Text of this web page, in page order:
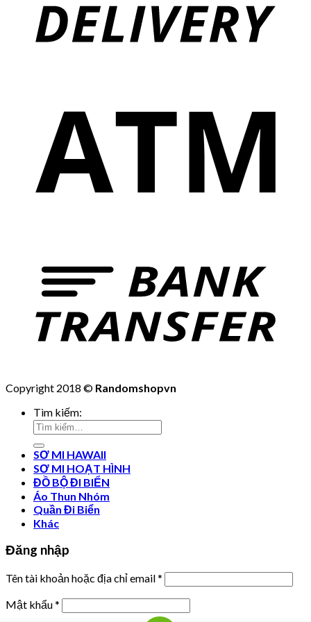
Copyright 2018 © Randomshopvn
Tìm kiếm:
SƠ MI HAWAII
SƠ MI HOẠT HÌNH
ĐỒ BỘ ĐI BIỂN
Áo Thun Nhóm
Quần Đi Biển
Khác
Đăng nhập
Tên tài khoản hoặc địa chỉ email*
Mật khẩu*